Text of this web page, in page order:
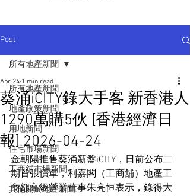
Post
所有地產新聞
地產政策新聞
用地新聞
住宅市場新聞
工商舖市場新聞
其他關於地產新聞
所有地產新聞
葵涌iCITY錄大手客 新香港人
1290萬購5伙 [香港經濟日
報] 2026-04-24
Apr 24 1 min read
金朝陽推售葵涌新盤iCITY，日前公布二
期首張價單，利嘉閣（工商舖）地產工
商部高級營業董事朱亮恒表示，錄得大